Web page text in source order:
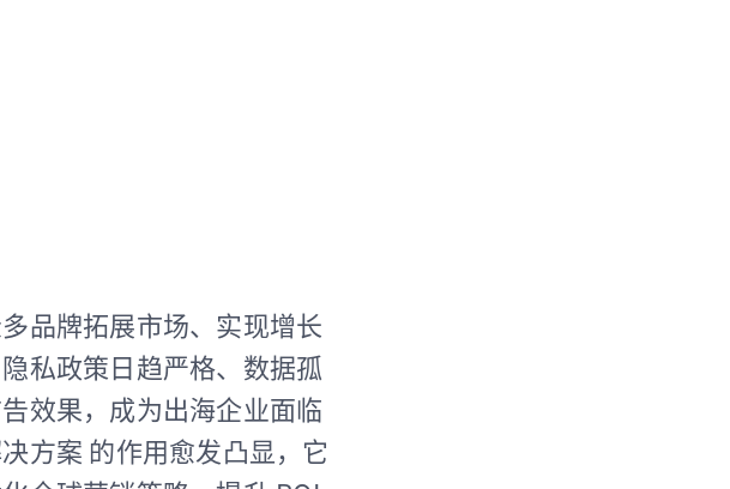
品牌拓展市场、实现增长
私政策日趋严格、数据孤
效果，成为出海企业面临
方案 的作用愈发凸显，它